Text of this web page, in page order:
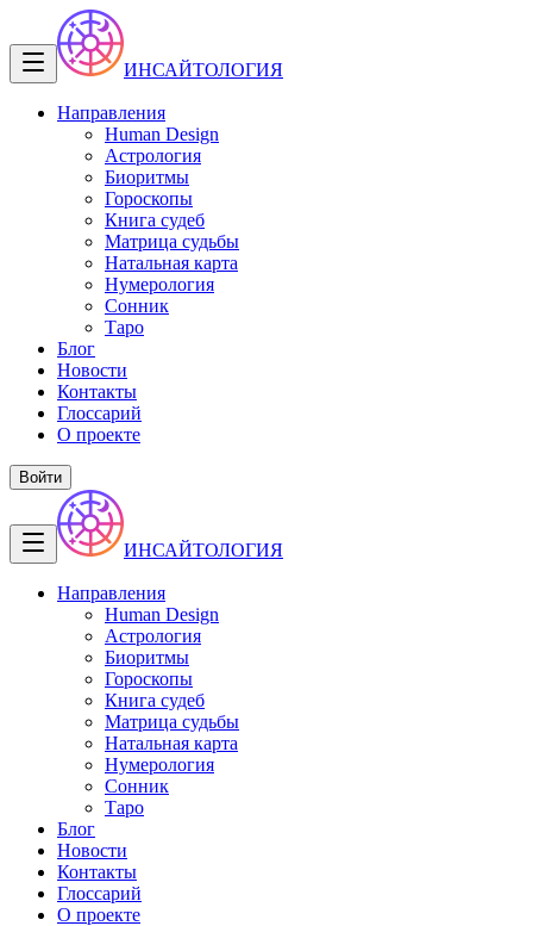
ИНСАЙТОЛОГИЯ
Направления
Human Design
Астрология
Биоритмы
Гороскопы
Книга судеб
Матрица судьбы
Натальная карта
Нумерология
Сонник
Таро
Блог
Новости
Контакты
Глоссарий
О проекте
Войти
ИНСАЙТОЛОГИЯ
Направления
Human Design
Астрология
Биоритмы
Гороскопы
Книга судеб
Матрица судьбы
Натальная карта
Нумерология
Сонник
Таро
Блог
Новости
Контакты
Глоссарий
О проекте